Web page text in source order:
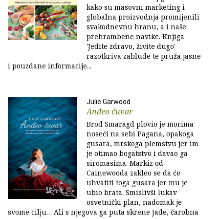
kako su masovni marketing i
globalna proizvodnja promijenili
svakodnevnu hranu, a i naše
prehrambene navike. Knjiga
'Jedite zdravo, živite dugo'
razotkriva zablude te pruža jasne
i pouzdane informacije...
Julie Garwood
Anđeo čuvar
Brod Smaragd plovio je morima
noseći na sebi Pagana, opakoga
gusara, mrskoga plemstvu jer im
je otimao bogatstvo i davao ga
siromasima. Markiz od
Cainewooda zakleo se da će
uhvatiti toga gusara jer mu je
ubio brata. Smislivši lukav
osvetnički plan, nadomak je
svome cilju… Ali s njegova ga puta skrene Jade, čarobna